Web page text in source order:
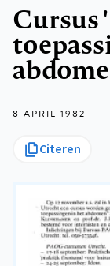
Cursus
8 APRIL 1982
Citeren